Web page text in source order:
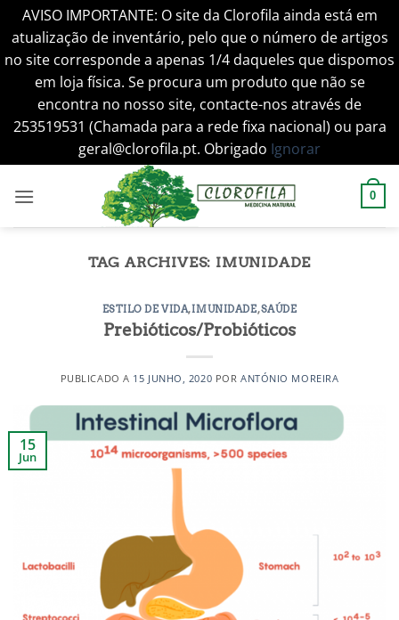
AVISO IMPORTANTE: O site da Clorofila ainda está em
atualização de inventário, pelo que o número de artigos
no site corresponde a apenas 1/4 daqueles que dispomos
em loja física. Se procura um produto que não se
encontra no nosso site, contacte-nos através de
253519531 (Chamada para a rede fixa nacional) ou para
geral@clorofila.pt. Obrigado Ignorar
0
TAG ARCHIVES: IMUNIDADE
ESTILO DE VIDA,IMUNIDADE,SAÚDE
Prebióticos/Probióticos
PUBLICADO A 15 JUNHO, 2020 POR ANTÓNIO MOREIRA
15
Jun